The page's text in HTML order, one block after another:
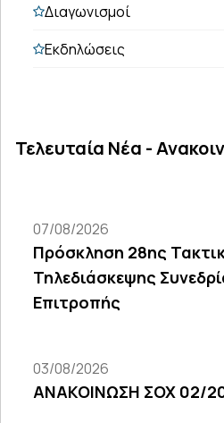
Διαγωνισμοί
Εκδηλώσεις
Τελευταία Νέα -
07/08/2026
Πρόσκληση 28ης
Τηλεδιάσκεψης
Επιτροπής
03/08/2026
ΑΝΑΚΟΙΝΩΣΗ ΣΟΧ 02/